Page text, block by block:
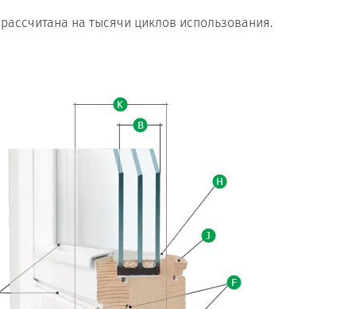
на тысячи циклов использования.